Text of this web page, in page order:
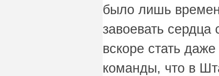
было лишь
завоевать
вскоре стать
команды, что в